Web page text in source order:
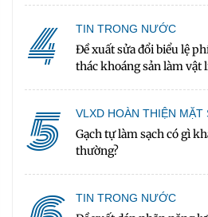
4 TIN TRONG NƯỚC
Đề xuất sửa đổi biểu lệ
thác khoáng sản làm vật
5 VLXD HOÀN THIỆN MẶT
Gạch tự làm sạch có gì
thường?
TIN TRONG NƯỚC